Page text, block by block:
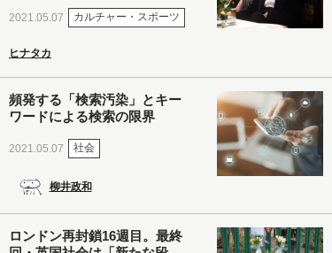
2021.05.07 カルチャー・スポーツ
ヒナタカ
頻発する「検索汚染」とキー
ワードによる検索の限界
2021.05.07 社会
柳井政和
ロンドン再封鎖16週目。最終